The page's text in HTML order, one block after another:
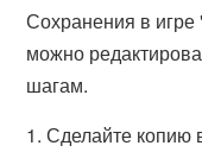
Сохранения в
можно
шагам.
1. Сделайте копию